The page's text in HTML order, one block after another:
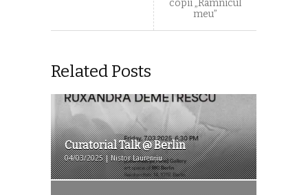
copii „Râmnicul
meu”
Related Posts
Curatorial Talk @ Berlin
04/03/2025 | Nistor Laurențiu